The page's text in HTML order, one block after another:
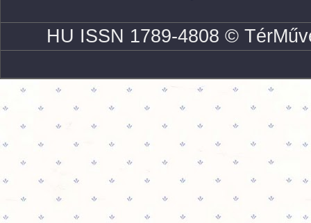
HU ISSN 1789-4808 ©